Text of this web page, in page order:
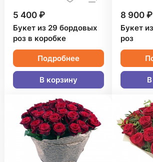
5 400 ₽
Букет из 29 бордовых
роз в коробке
Подробнее
В корзину
8 900 ₽
Букет
роз